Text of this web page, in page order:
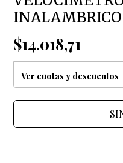
INALAMBRICO
$14.018,71
Ver cuotas y descuentos